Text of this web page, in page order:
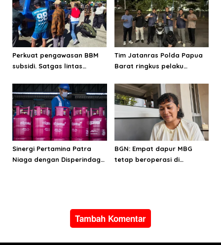
Perkuat pengawasan BBM
subsidi. Satgas lintas
penyalahgunaan di
Manokwari
Tim Jatanras Polda Papua
Barat ringkus pelaku
Sinergi Pertamina Patra
Niaga dengan Disperindag
BGN: Empat dapur MBG
tetap beroperasi di
Tambah Komentar